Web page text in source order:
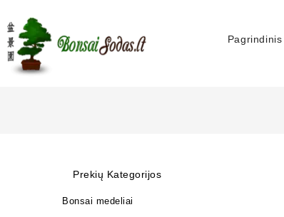
Pagrindinis
Prekių Kategorijos
Bonsai medeliai